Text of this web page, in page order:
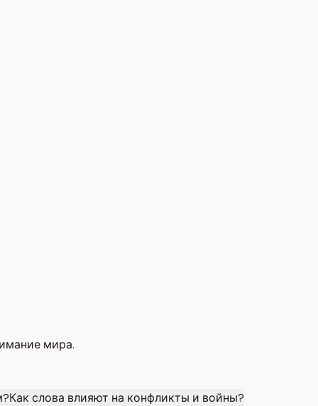
мира.
Как слова влияют на конфликты и войны?